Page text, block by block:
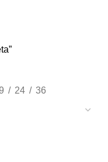
24 36